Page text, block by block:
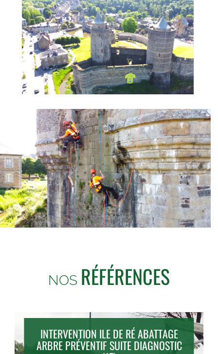
NOS RÉFÉRENCES
INTERVENTION ILE DE RÉ ABATTAGE
ARBRE PRÉVENTIF SUITE DIAGNOSTIC